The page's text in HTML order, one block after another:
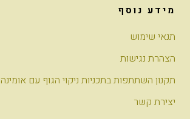
מידע נוסף
תנאי שימוש
הצהרת נגישות
תקנון השתתפות בתכניות ניקוי הגוף עם אומינה
יצירת קשר